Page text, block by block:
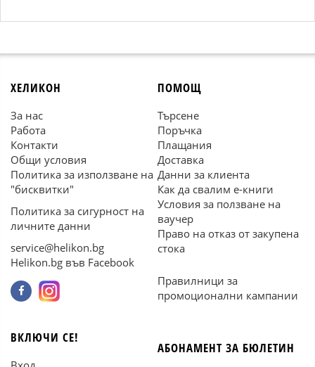
ХЕЛИКОН
За нас
Работа
Контакти
Общи условия
Политика за използване на
"бисквитки"
Политика за сигурност на
личните данни
service@helikon.bg
Helikon.bg във Facebook
ПОМОЩ
Търсене
Поръчка
Плащания
Доставка
Данни за клиента
Как да свалим е-книги
Условия за ползване на
ваучер
Право на отказ от закупена
стока
Правилници за
промоционални кампании
ВКЛЮЧИ СЕ!
АБОНАМЕНТ ЗА БЮЛЕТИН